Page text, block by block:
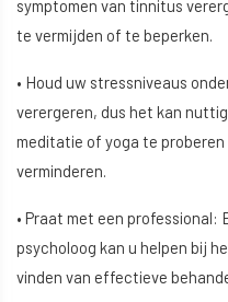
symptomen van tinnitus
te vermijden of te beperken.
• Houd uw stressniveaus
verergeren, dus het kan
meditatie of yoga te
verminderen.
• Praat met een professional:
psycholoog kan u helpen bij
vinden van effectieve